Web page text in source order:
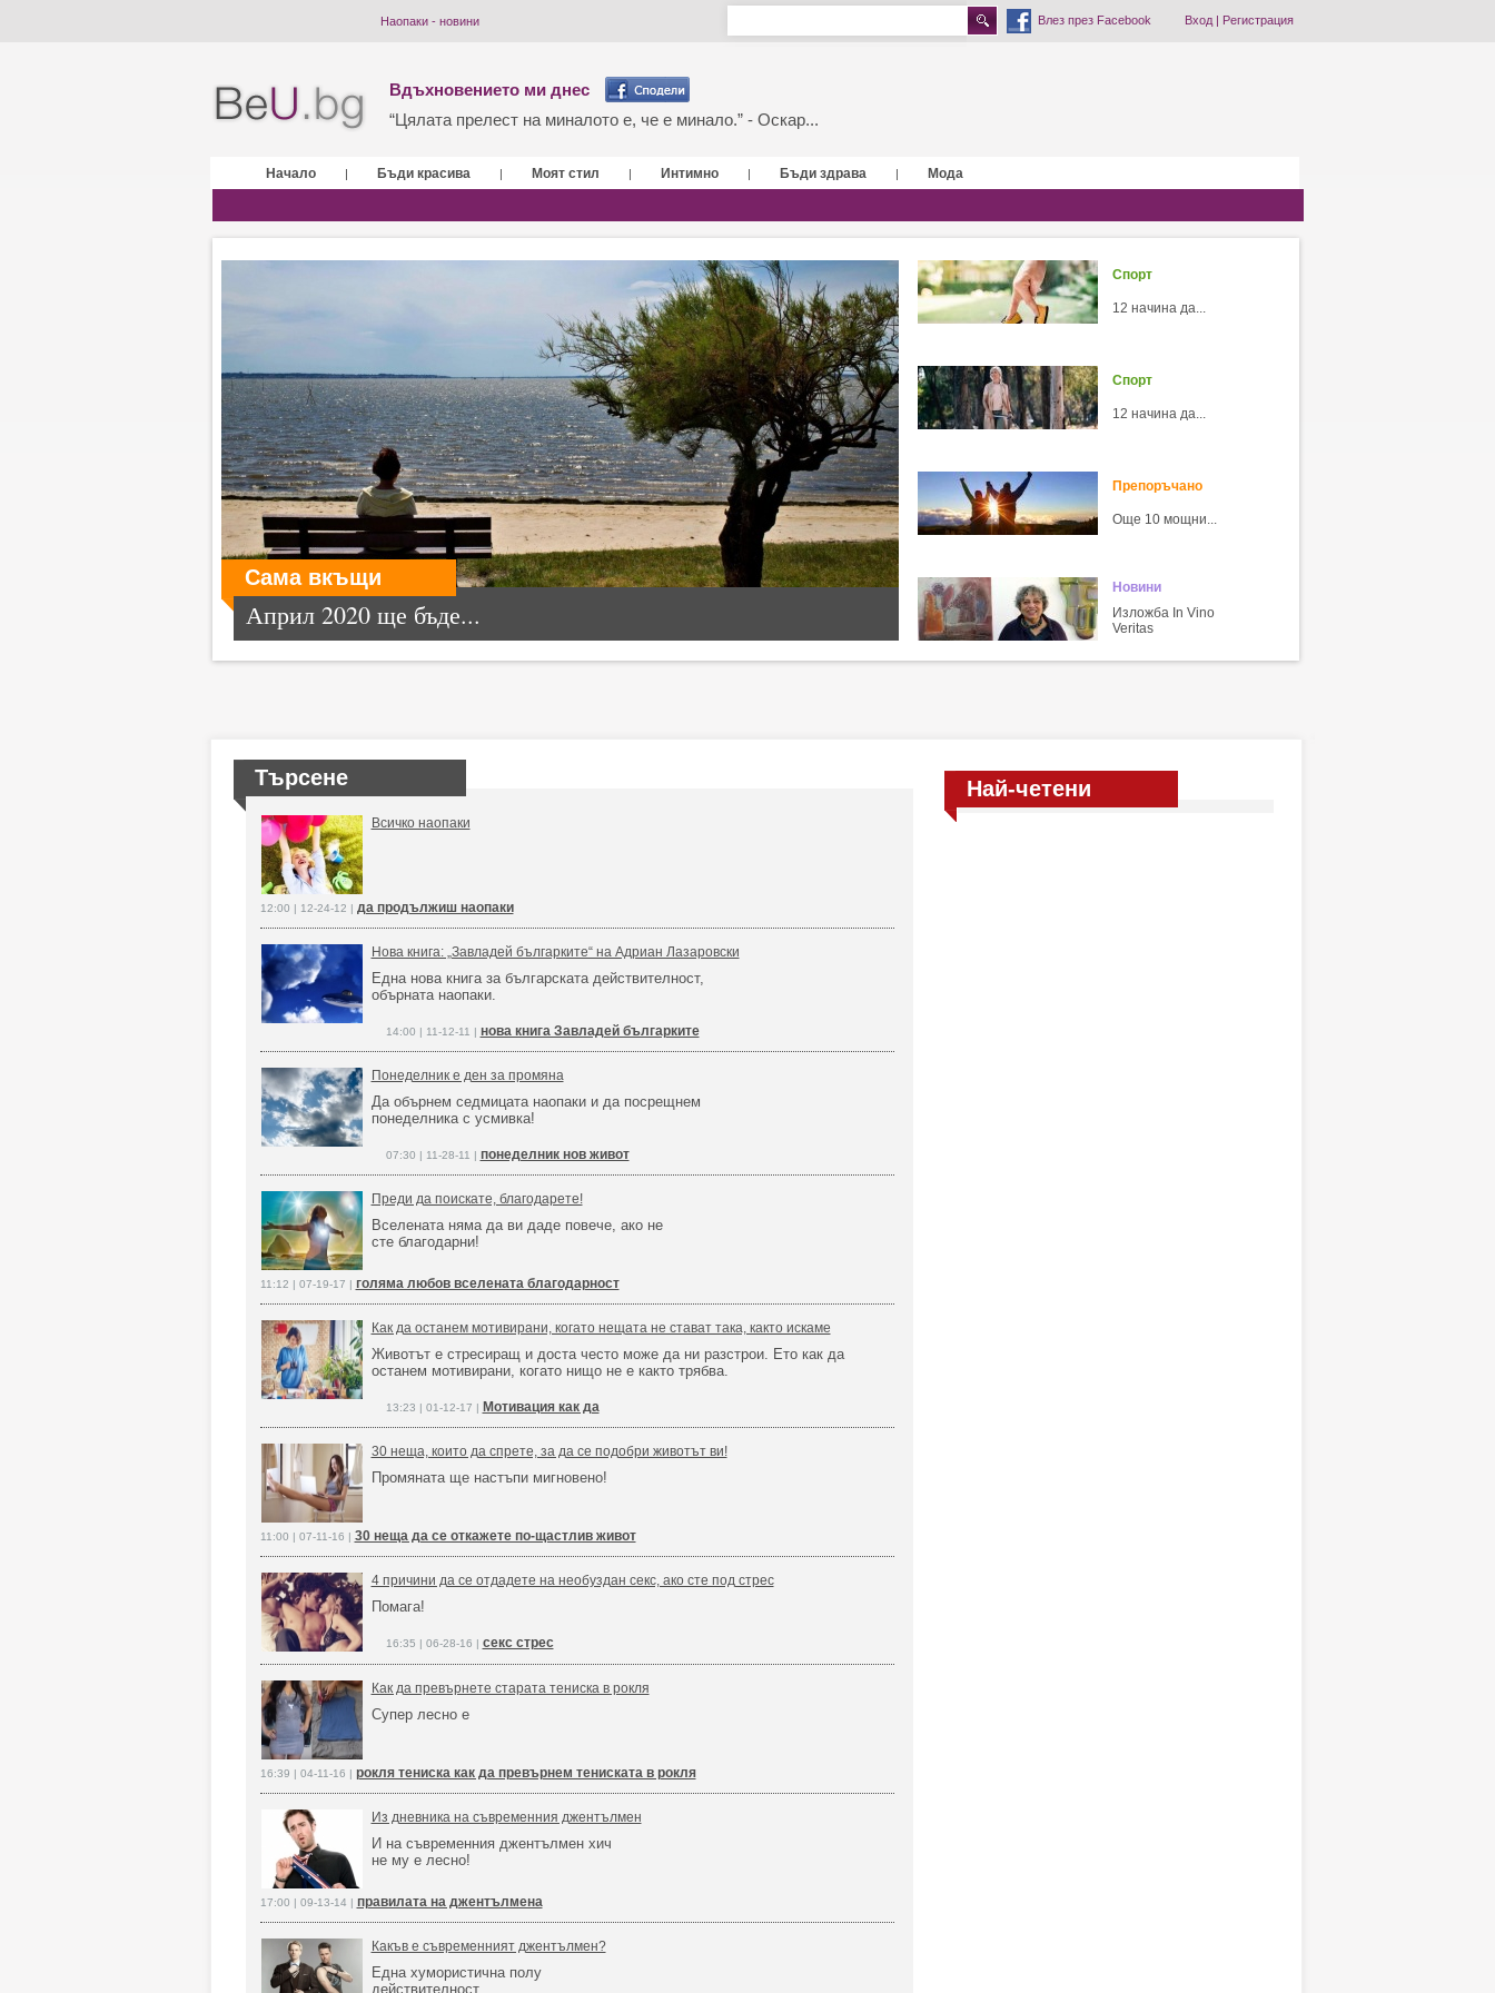
Наопаки - новини Влез през Facebook Вход| Регистрация
Вдъхновението ми днес
“Цялата прелест на миналото е, че е минало.” - Оскар...
Начало | Бъди красива | Моят стил | Интимно | Бъди здрава | Мода
Сама вкъщи
Април 2020 ще бъде...
Спорт
12 начина да...
Спорт
12 начина да...
Препоръчано
Още 10 мощни...
Новини
Изложба In Vino
Veritas
Търсене
Всичко наопаки
12:00 | 12-24-12 | да продължиш наопаки
Нова книга: „Завладей българките“ на Адриан Лазаровски
Една нова книга за българската действителност,
обърната наопаки.
14:00 | 11-12-11 | нова книга Завладей българките
Понеделник е ден за промяна
Да обърнем седмицата наопаки и да посрещнем
понеделника с усмивка!
07:30 | 11-28-11 | понеделник нов живот
Преди да поискате, благодарете!
Вселената няма да ви даде повече, ако не
сте благодарни!
11:12 | 07-19-17 | голяма любов вселената благодарност
Как да останем мотивирани, когато нещата не стават така, както искаме
Животът е стресиращ и доста често може да ни разстрои. Ето как да
останем мотивирани, когато нищо не е както трябва.
13:23 | 01-12-17 | Мотивация как да
30 неща, които да спрете, за да се подобри животът ви!
Промяната ще настъпи мигновено!
11:00 | 07-11-16 | 30 неща да се откажете по-щастлив живот
4 причини да се отдадете на необуздан секс, ако сте под стрес
Помага!
16:35 | 06-28-16 | секс стрес
Как да превърнете старата тениска в рокля
Супер лесно е
16:39 | 04-11-16 | рокля тениска как да превърнем тениската в рокля
Из дневника на съвременния джентълмен
И на съвременния джентълмен хич
не му е лесно!
17:00 | 09-13-14 | правилата на джентълмена
Какъв е съвременният джентълмен?
Една хумористична полу
действителност
Най-четени